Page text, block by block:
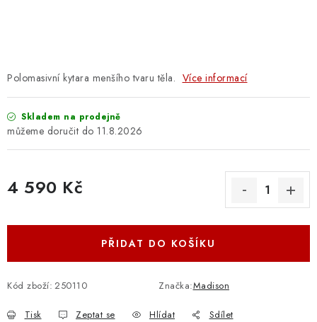
KONTAKTY
O E-SHOPU
OBCHODNÍ PODMÍNKY
ODSTOUPENÍ OD SMLOUVY
ZÁSADY ZPRACOVÁNÍ OSOBNÍCH ÚDAJŮ
KONTAKTY O E-SHOPU
BLOG
OBCHODNÍ PODMÍNKY
ODSTOUPENÍ OD SMLOUVY
Polomasivní kytara menšího tvaru těla. Více informací
Skladem na prodejně
11.8.2026
4 590 Kč
PŘIDAT DO KOŠÍKU
Kód zboží: 250110 Značka:Madison
Tisk Zeptat se Hlídat Sdílet